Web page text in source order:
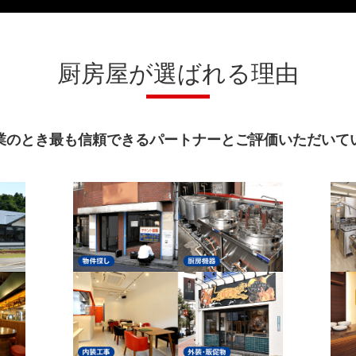
厨房屋が選ばれる理由
のとき最も信頼できるパートナーとご評価いただいて